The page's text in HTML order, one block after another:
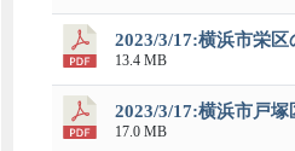
2023/3/17:横浜市栄区
13.4 MB
2023/3/17:横浜市戸塚
17.0 MB